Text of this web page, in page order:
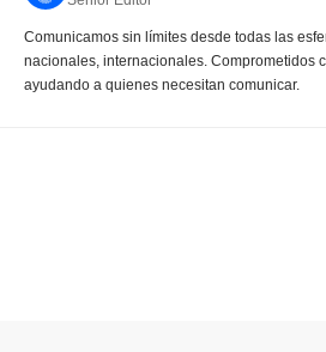
Comunicamos sin límites desde todas las
nacionales, internacionales. Comprometidos
ayudando a quienes necesitan comunicar.